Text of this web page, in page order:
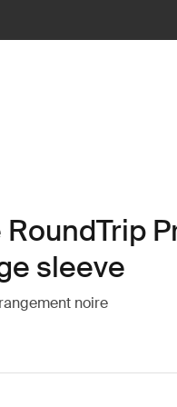
sleeve
noire